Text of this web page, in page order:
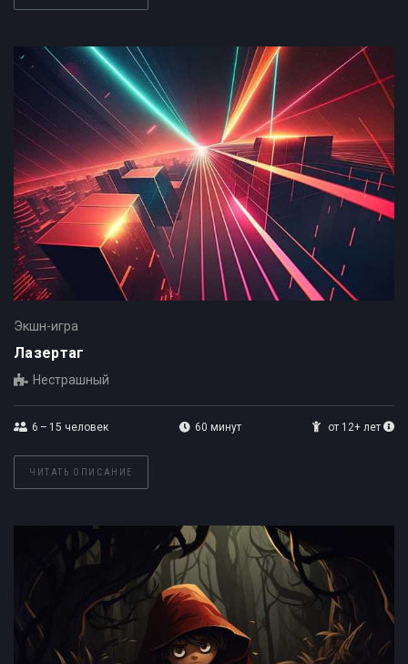
Экшн-игра
Лазертаг
Нестрашный
6 – 15 человек 60 минут от 12+ лет
ЧИТАТЬ ОПИСАНИЕ